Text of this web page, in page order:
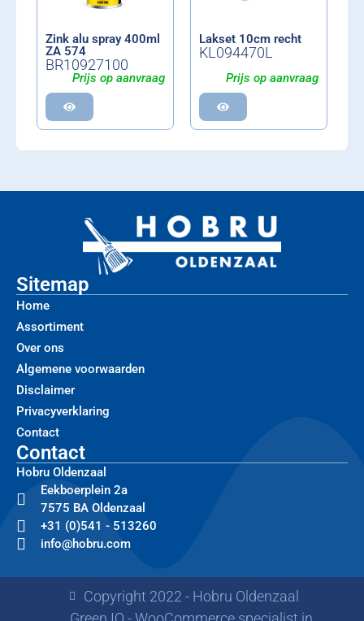
Zink alu spray 400ml
ZA 574
BR10927100
Prijs op aanvraag
Lakset 10cm recht
KL094470L
Prijs op aanvraag
Sitemap
Home
Assortiment
Over ons
Algemene voorwaarden
Disclaimer
Privacyverklaring
Contact
Contact
Hobru Oldenzaal
Eekboerplein 2a
7575 BA Oldenzaal
+31 (0)541 - 513260
info@hobru.com
Copyright 2022 - Hobru Oldenzaal